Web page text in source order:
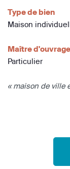
Type de bien
Maison
Maître d'ouvrage
Particulier
« maison de ville